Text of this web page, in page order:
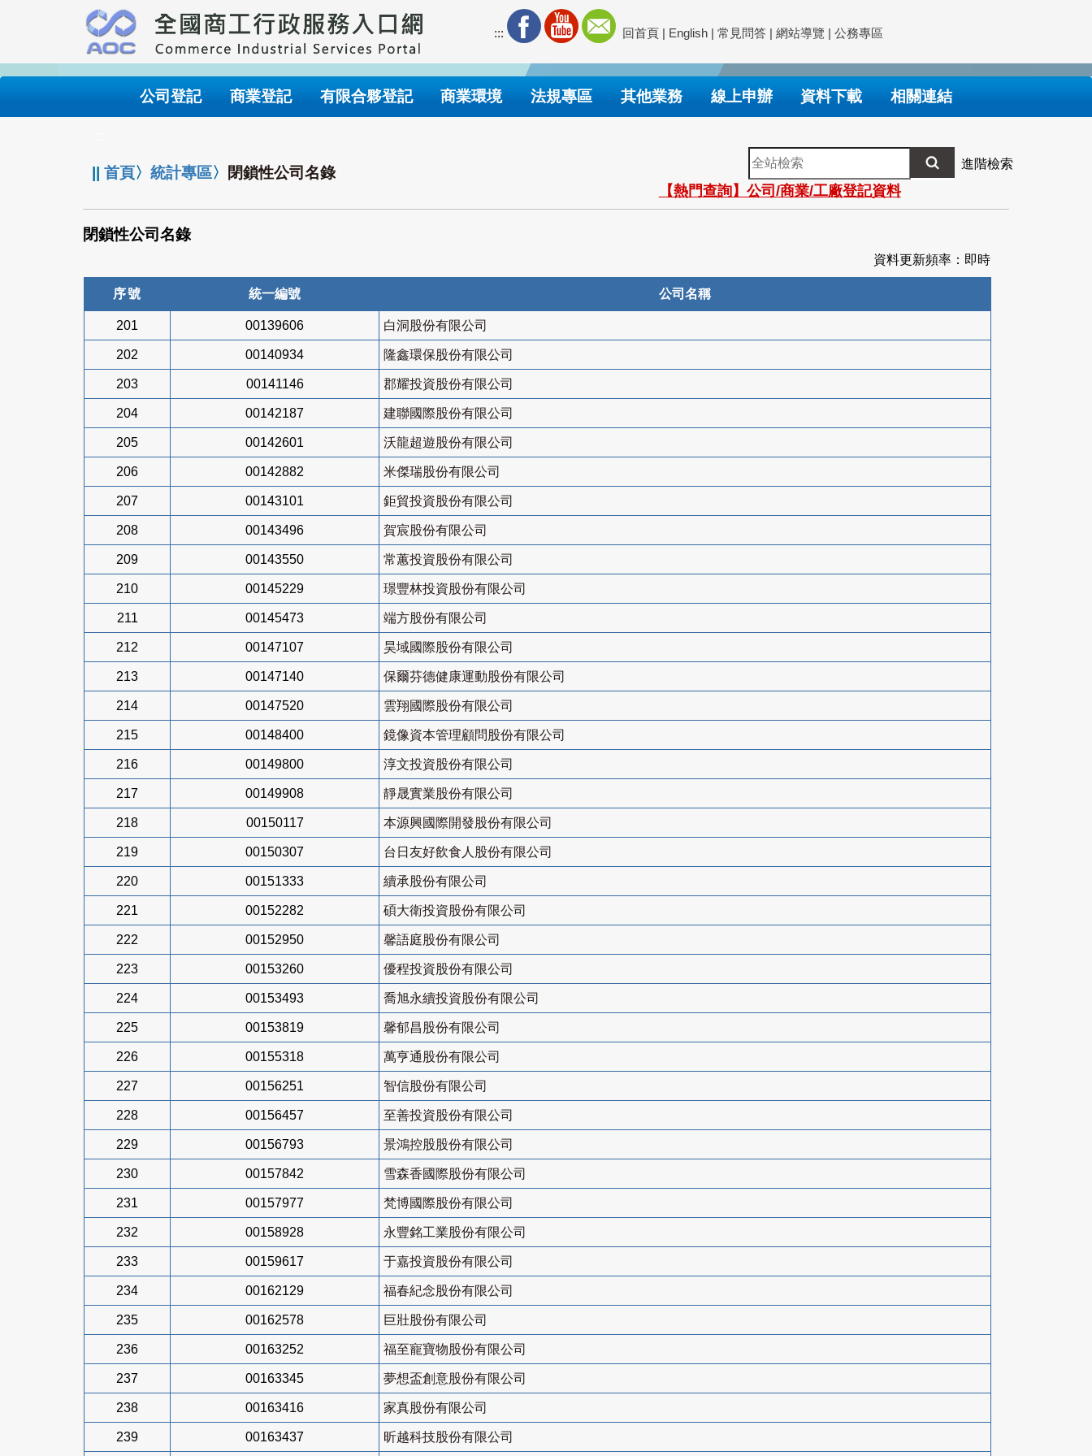
要
內
::: 回首頁 | English | 常見問答 | 網站導覽 | 公務專區
公司登記 商業登記 有限合夥登記 商業環境 法規專區 其他業務 線上申辦 資料下載 相關連結
||首頁〉統計專區〉 閉鎖性公司名錄
全
站
檢
索
進階檢索
【熱門查詢】公司/商業/工廠登記資料
閉鎖性公司名錄
資料更新頻率：即時
序號 統一編號 公司名稱
201 00139606 白洞股份有限公司
202 00140934 隆鑫環保股份有限公司
203 00141146 郡耀投資股份有限公司
204 00142187 建聯國際股份有限公司
205 00142601 沃龍超遊股份有限公司
206 00142882 米傑瑞股份有限公司
207 00143101 鉅貿投資股份有限公司
208 00143496 賀宸股份有限公司
209 00143550 常蕙投資股份有限公司
210 00145229 璟豐林投資股份有限公司
211 00145473 端方股份有限公司
212 00147107 昊域國際股份有限公司
213 00147140 保爾芬德健康運動股份有限公司
214 00147520 雲翔國際股份有限公司
215 00148400 鏡像資本管理顧問股份有限公司
216 00149800 淳文投資股份有限公司
217 00149908 靜晟實業股份有限公司
218 00150117 本源興國際開發股份有限公司
219 00150307 台日友好飲食人股份有限公司
220 00151333 續承股份有限公司
221 00152282 碩大衛投資股份有限公司
222 00152950 馨語庭股份有限公司
223 00153260 優程投資股份有限公司
224 00153493 喬旭永續投資股份有限公司
225 00153819 馨郁昌股份有限公司
226 00155318 萬亨通股份有限公司
227 00156251 智信股份有限公司
228 00156457 至善投資股份有限公司
229 00156793 景鴻控股股份有限公司
230 00157842 雪森香國際股份有限公司
231 00157977 梵博國際股份有限公司
232 00158928 永豐銘工業股份有限公司
233 00159617 于嘉投資股份有限公司
234 00162129 福春紀念股份有限公司
235 00162578 巨壯股份有限公司
236 00163252 福至寵寶物股份有限公司
237 00163345 夢想盃創意股份有限公司
238 00163416 家真股份有限公司
239 00163437 昕越科技股份有限公司